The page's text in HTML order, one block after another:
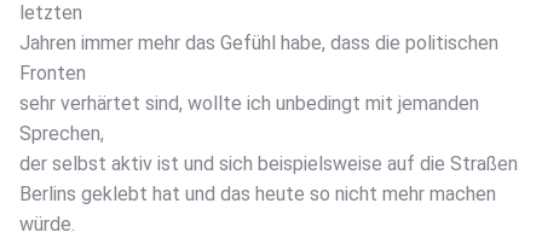
letzten
Jahren immer mehr das Gefühl habe, dass die politischen
Fronten
sehr verhärtet sind, wollte ich unbedingt mit jemanden
Sprechen,
der selbst aktiv ist und sich beispielsweise auf die Straßen
Berlins geklebt hat und das heute so nicht mehr machen
würde.